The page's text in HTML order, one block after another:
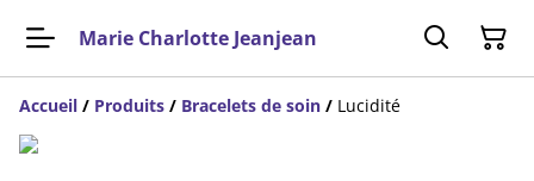
Marie Charlotte Jeanjean
Accueil / Produits / Bracelets de soin / Lucidité